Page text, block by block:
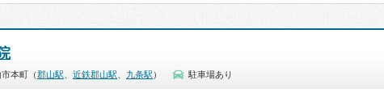
本町（郡山駅 近鉄郡山駅 九条駅 ） 駐車場あり